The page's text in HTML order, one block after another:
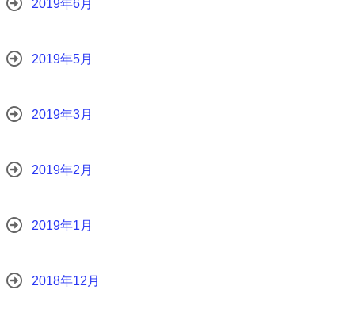
2019年6月
2019年5月
2019年3月
2019年2月
2019年1月
2018年12月